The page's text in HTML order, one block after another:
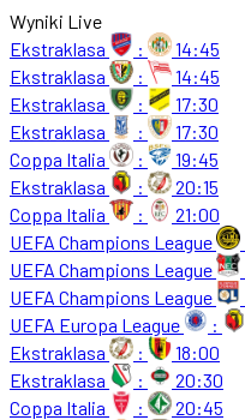
Wyniki Live
Ekstraklasa
:
14:45
Ekstraklasa
:
14:45
Ekstraklasa
:
17:30
Ekstraklasa
:
17:30
Coppa Italia
:
19:45
Ekstraklasa
:
20:15
Coppa Italia
:
21:00
UEFA Champions League
UEFA Champions League
UEFA Champions League
UEFA Europa League
:
Ekstraklasa
:
18:00
Ekstraklasa
:
20:30
Coppa Italia
:
20:45